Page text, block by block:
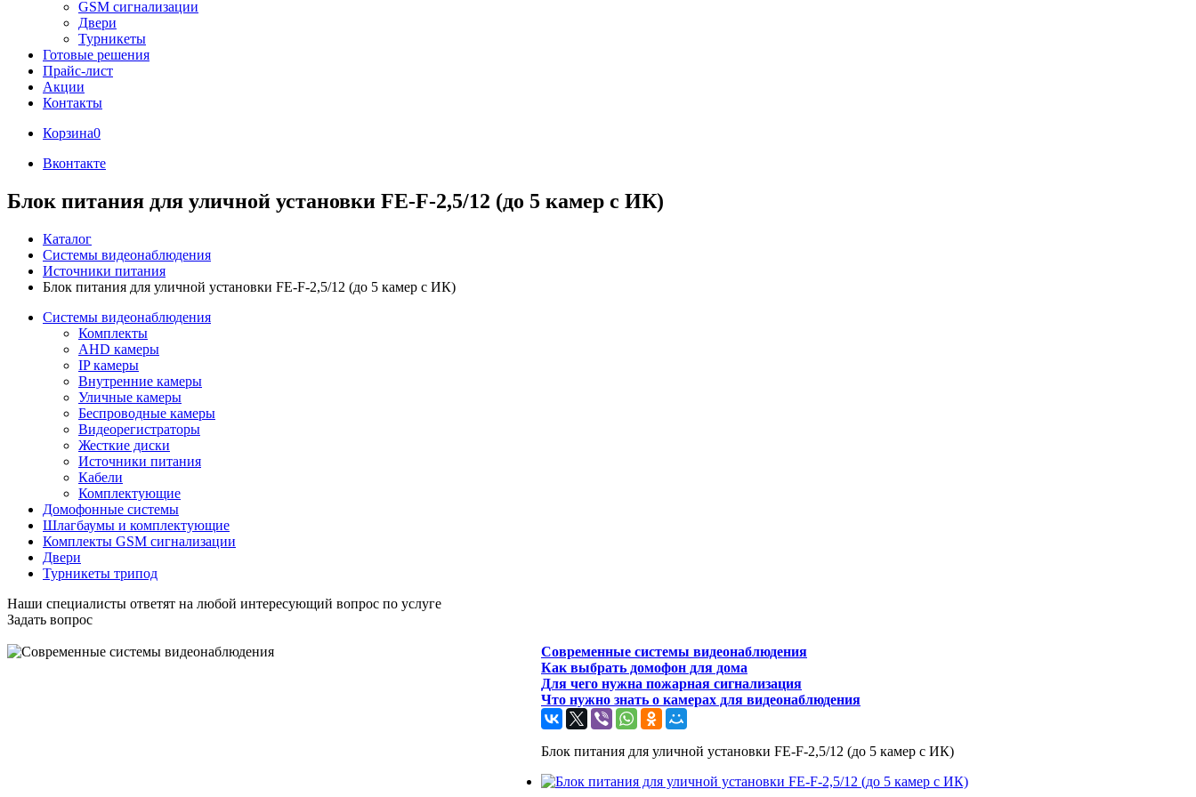
GSM сигнализации
Двери
Турникеты
Готовые решения
Прайс-лист
Акции
Контакты
Корзина0
Вконтакте
Блок питания для уличной установки FE-F-2,5/12 (до 5 камер с ИК)
Каталог
Системы видеонаблюдения
Источники питания
Блок питания для уличной установки FE-F-2,5/12 (до 5 камер с ИК)
Системы видеонаблюдения
Комплекты
AHD камеры
IP камеры
Внутренние камеры
Уличные камеры
Беспроводные камеры
Видеорегистраторы
Жесткие диски
Источники питания
Кабели
Комплектующие
Домофонные системы
Шлагбаумы и комплектующие
Комплекты GSM сигнализации
Двери
Турникеты трипод
Наши специалисты ответят на любой интересующий вопрос по услуге
Задать вопрос
Современные системы видеонаблюдения
Как выбрать домофон для дома
Для чего нужна пожарная сигнализация
Что нужно знать о камерах для видеонаблюдения
Блок питания для уличной установки FE-F-2,5/12 (до 5 камер с ИК)